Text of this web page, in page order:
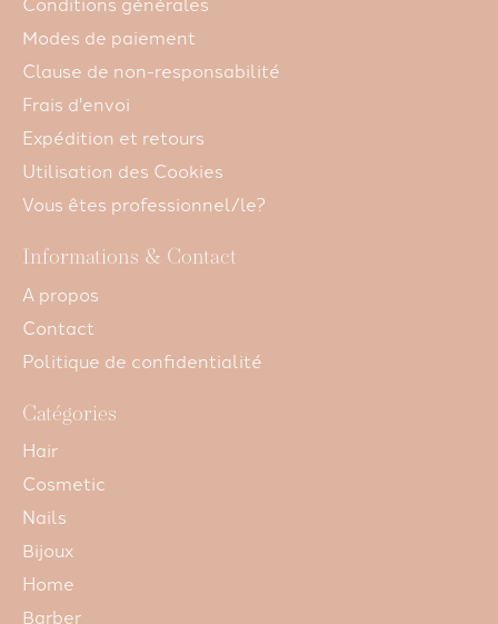
Modes de paiement
Clause de non-responsabilité
Frais d'envoi
Expédition et retours
Utilisation des Cookies
Vous êtes professionnel/le?
Informations & Contact
A propos
Contact
Politique de confidentialité
Catégories
Hair
Cosmetic
Nails
Bijoux
Home
Barber